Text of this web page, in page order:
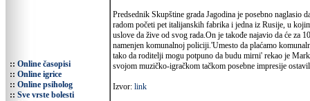
:: Online časopisi
:: Online igrice
:: Online psiholog
:: Sve vrste bolesti
Predsednik Skupštine grada Jagodina je posebno naglasio
radom početi pet italijanskih fabrika i jedna iz Rusije, u
uslove da žive od svog rada.On je takođe najavio da će za
namenjen komunalnoj policiji.'Umesto da plaćamo
tako da roditelji mogu potpuno da budu mirni' rekao je
svojom muzičko-igračkom tačkom posebne impresije
Izvor: link